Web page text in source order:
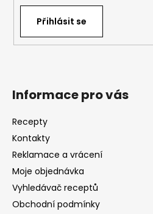
Přihlásit se
Informace pro vás
Recepty
Kontakty
Reklamace a vrácení
Moje objednávka
Vyhledávač receptů
Obchodní podmínky